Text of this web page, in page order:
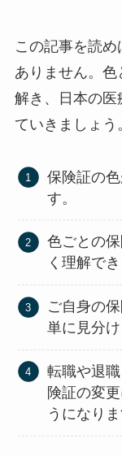
この記事を読
ありません。
解き、日本の医
ていきましょう
保険証の
す。
色ごとの
く理解でき
ご自身の
単に見分
転職や退
険証の変
うになりま